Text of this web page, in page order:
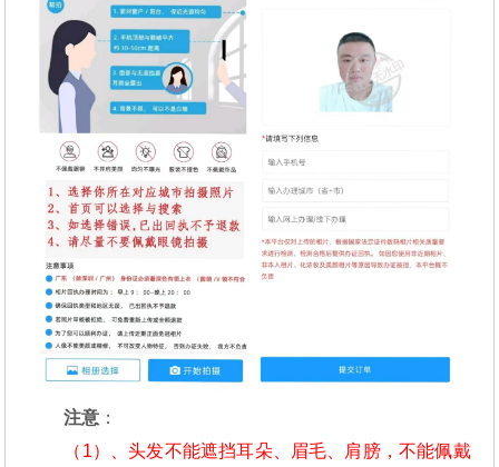
注意 ：
（1）、头发不能遮挡耳朵、眉毛、肩膀，不能佩戴